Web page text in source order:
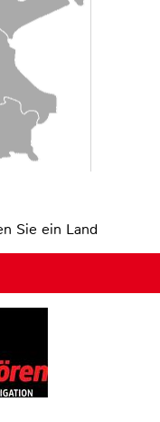
Sie ein Land